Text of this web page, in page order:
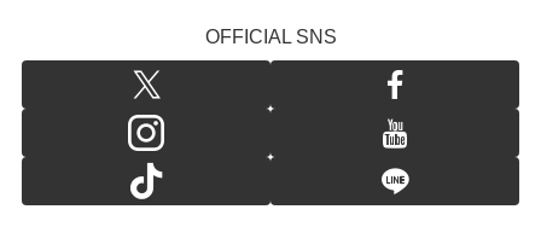
OFFICIAL SNS